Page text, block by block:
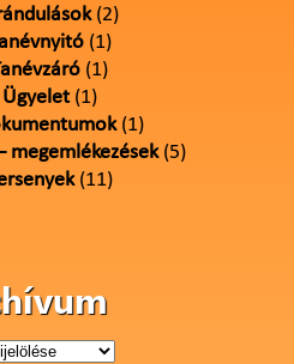
(2)
(1)
(1)
Ügyelet(1)
(1)
megemlékezések(5)
(11)